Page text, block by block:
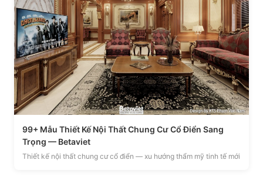
99+ Mẫu Thiết Kế Nội Thất Chung Cư Cổ Điển Sang
Trọng — Betaviet
Thiết kế nội thất chung cư cổ điển — xu hướng thẩm mỹ tinh tế mới